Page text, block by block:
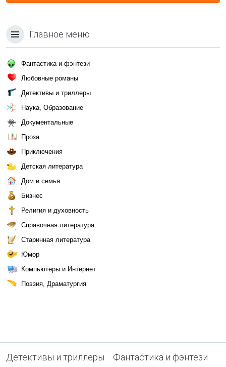
Главное меню
Фантастика и фэнтези
Любовные романы
Детективы и триллеры
Наука, Образование
Документальные
Проза
Приключения
Детская литература
Дом и семья
Бизнес
Религия и духовность
Справочная литература
Старинная литература
Юмор
Компьютеры и Интернет
Поэзия, Драматургия
Детективы и триллеры Фантастика и фэнтези